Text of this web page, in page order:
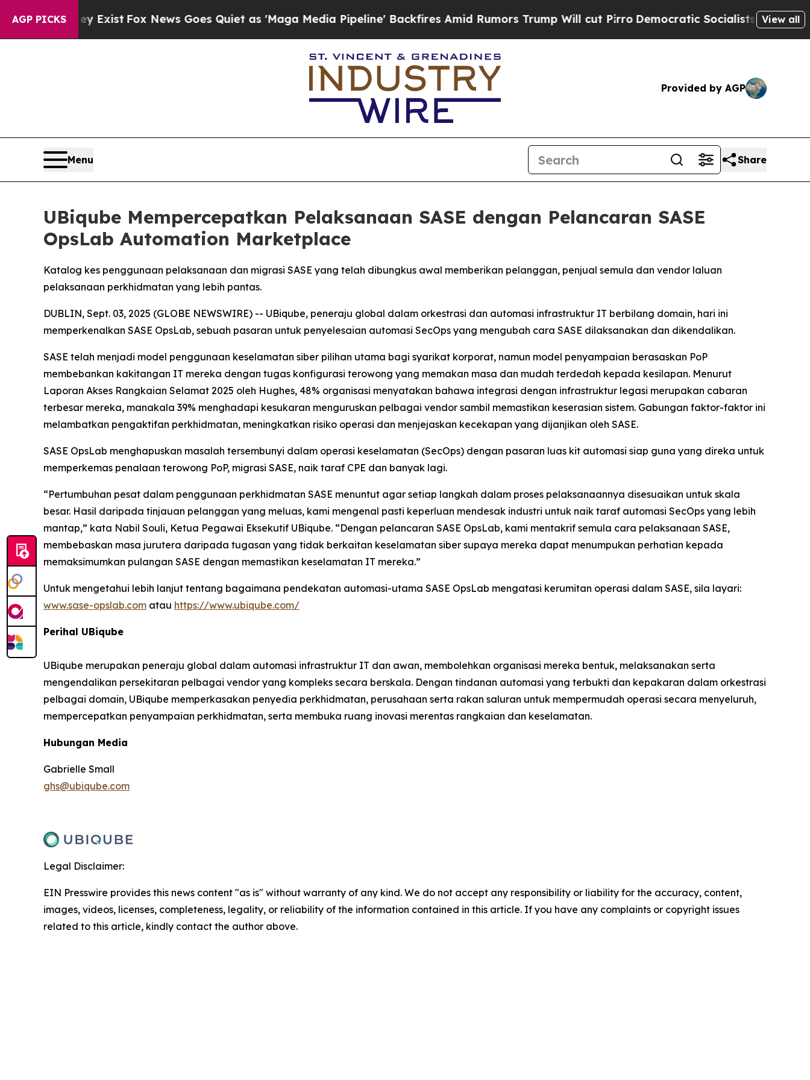
AGP PICKS
They ExistFox News Goes Quiet as 'Maga Media Pipeline' Backfires Amid Rumors Trump Will cut PirroDemocratic Socialists of AmericaView all
Provided by AGP
Menu Share
UBiqube Mempercepatkan Pelaksanaan SASE dengan Pelancaran SASE
OpsLab Automation Marketplace
Katalog kes penggunaan pelaksanaan dan migrasi SASE yang telah dibungkus awal memberikan pelanggan, penjual semula dan vendor laluan
pelaksanaan perkhidmatan yang lebih pantas.
DUBLIN, Sept. 03, 2025 (GLOBE NEWSWIRE) -- UBiqube, peneraju global dalam orkestrasi dan automasi infrastruktur IT berbilang domain, hari ini
memperkenalkan SASE OpsLab, sebuah pasaran untuk penyelesaian automasi SecOps yang mengubah cara SASE dilaksanakan dan dikendalikan.
SASE telah menjadi model penggunaan keselamatan siber pilihan utama bagi syarikat korporat, namun model penyampaian berasaskan PoP
membebankan kakitangan IT mereka dengan tugas konfigurasi terowong yang memakan masa dan mudah terdedah kepada kesilapan. Menurut
Laporan Akses Rangkaian Selamat 2025 oleh Hughes, 48% organisasi menyatakan bahawa integrasi dengan infrastruktur legasi merupakan cabaran
terbesar mereka, manakala 39% menghadapi kesukaran menguruskan pelbagai vendor sambil memastikan keserasian sistem. Gabungan faktor-faktor ini
melambatkan pengaktifan perkhidmatan, meningkatkan risiko operasi dan menjejaskan kecekapan yang dijanjikan oleh SASE.
SASE OpsLab menghapuskan masalah tersembunyi dalam operasi keselamatan (SecOps) dengan pasaran luas kit automasi siap guna yang direka untuk
memperkemas penalaan terowong PoP, migrasi SASE, naik taraf CPE dan banyak lagi.
“Pertumbuhan pesat dalam penggunaan perkhidmatan SASE menuntut agar setiap langkah dalam proses pelaksanaannya disesuaikan untuk skala
besar. Hasil daripada tinjauan pelanggan yang meluas, kami mengenal pasti keperluan mendesak industri untuk naik taraf automasi SecOps yang lebih
mantap,” kata Nabil Souli, Ketua Pegawai Eksekutif UBiqube. “Dengan pelancaran SASE OpsLab, kami mentakrif semula cara pelaksanaan SASE,
membebaskan masa jurutera daripada tugasan yang tidak berkaitan keselamatan siber supaya mereka dapat menumpukan perhatian kepada
memaksimumkan pulangan SASE dengan memastikan keselamatan IT mereka.”
Untuk mengetahui lebih lanjut tentang bagaimana pendekatan automasi-utama SASE OpsLab mengatasi kerumitan operasi dalam SASE, sila layari:
www.sase-opslab.com atau https://www.ubiqube.com/
Perihal UBiqube
UBiqube merupakan peneraju global dalam automasi infrastruktur IT dan awan, membolehkan organisasi mereka bentuk, melaksanakan serta
mengendalikan persekitaran pelbagai vendor yang kompleks secara berskala. Dengan tindanan automasi yang terbukti dan kepakaran dalam orkestrasi
pelbagai domain, UBiqube memperkasakan penyedia perkhidmatan, perusahaan serta rakan saluran untuk mempermudah operasi secara menyeluruh,
mempercepatkan penyampaian perkhidmatan, serta membuka ruang inovasi merentas rangkaian dan keselamatan.
Hubungan Media
Gabrielle Small
ghs@ubiqube.com
Legal Disclaimer:
EIN Presswire provides this news content "as is" without warranty of any kind. We do not accept any responsibility or liability for the accuracy, content,
images, videos, licenses, completeness, legality, or reliability of the information contained in this article. If you have any complaints or copyright issues
related to this article, kindly contact the author above.